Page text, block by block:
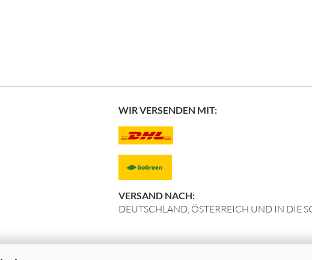
WIR VERSENDEN MIT:
VERSAND NACH:
DEUTSCHLAND, ÖSTERREICH UND IN DIE